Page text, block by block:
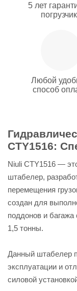
5 лет
Любой
способ
CTY1516:
Niuli CTY1516 —
штабелер,
перемещения
создан для
поддонов и
1,5 тонны.
Данный штабелер
эксплуатации и
силовой